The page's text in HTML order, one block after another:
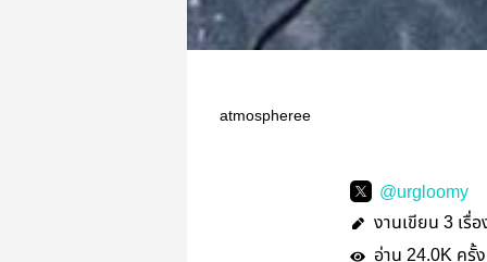
atmospheree
@urgloomy
งานเขียน 3 เรื่
อ่าน 24.0K ครั้ง